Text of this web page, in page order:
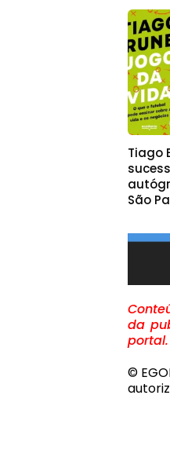
Tiago
São
da
portal.
©